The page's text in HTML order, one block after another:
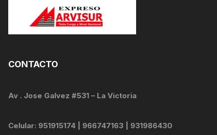
CONTACTO
Av . Jose Galvez #531 – La Victoria
Celular: 951915174 | 966747163 | 931986430